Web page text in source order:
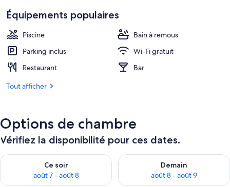
Cottage | Draps en coton égyptien,
Équipements populaires
Piscine
Bain à remous
Parking inclus
Wi-Fi gratuit
Restaurant
Bar
Tout afficher
Options de chambre
Vérifiez la disponibilité pour ces dates.
Ce soir
août 7 - août 8
Vérifier la disponibilité pour ce soir août 7 - août 8
Demain
août 8 - août 9
Vérifier la disponibilité pour